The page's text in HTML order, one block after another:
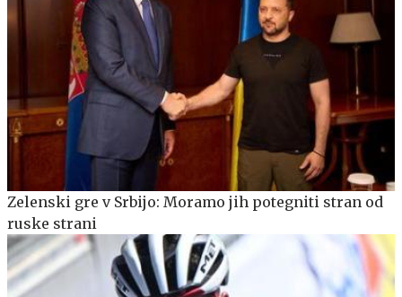
Zelenski gre v Srbijo: Moramo jih potegniti stran od
ruske strani